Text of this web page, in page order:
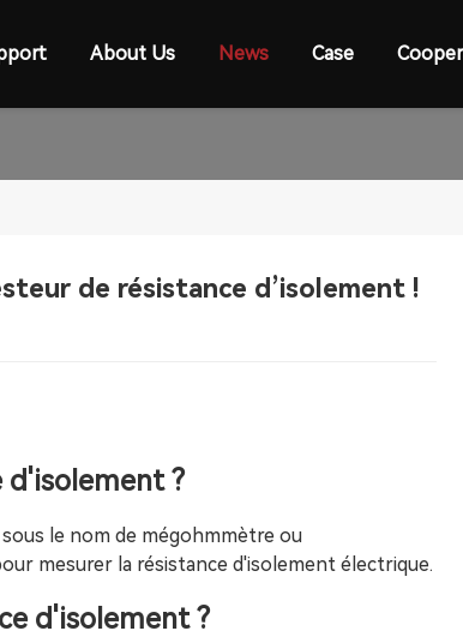
About Us News Case
de résistance d’isolement !
d'isolement ?
le nom de mégohmmètre ou
mesurer la résistance d'isolement électrique.
d'isolement ?